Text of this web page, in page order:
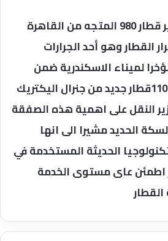
وقبل ان يستقل الوزير قطار 980 المتجه من القاهرة
القطار وهو أحد الجرارات
لميناء الاسكندرية ضمن
صفقة تصنيع وتوريد 110قطار جديد من جنرال اليكتريك
النقل على اهمية هذه الصفقة
الحديد مشيرا الى انها
الحديثة المستخدمة في
اطمئن عاى مستوى الخدمة